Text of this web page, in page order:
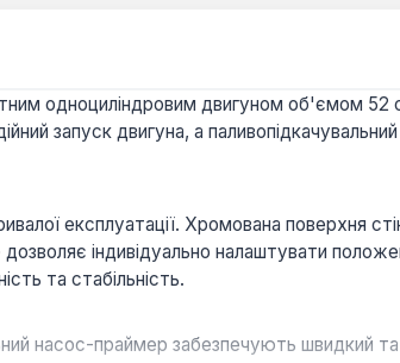
одноциліндровим двигуном об'ємом 52
запуск двигуна, а
експлуатації. Хромована поверхня
дозволяє індивідуально налаштувати
та стабільність.
насос-праймер забезпечують швидкий та